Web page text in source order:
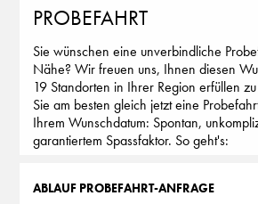
PROBEFAHRT
Sie wünschen eine unverbindliche
Nähe? Wir freuen uns, Ihnen diesen
19 Standorten in Ihrer Region erfüllen
Sie am besten gleich jetzt eine
Ihrem Wunschdatum: Spontan,
garantiertem Spassfaktor. So geht's:
ABLAUF PROBEFAHRT-ANFRAGE